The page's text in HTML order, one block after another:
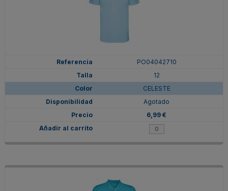
PO04042710
12
CELESTE
Agotado
6,99 €